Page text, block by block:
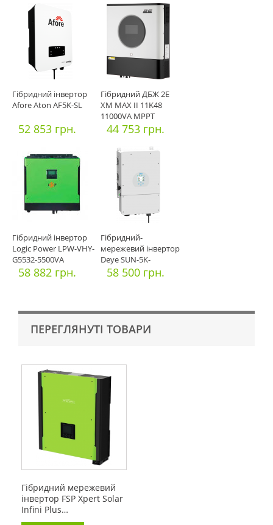
Гібридний інвертор
Afore Aton AF5K-SL
52 853 грн.
Гібридний ДБЖ 2E
XM MAX II 11K48
11000VA MРPT
44 753 грн.
Гібридний інвертор
Logic Power LPW-VHY-
G5532-5500VA
(5500Вт)
58 882 грн.
Гібридний-
мережевий інвертор
Deye SUN-5K-
SG01LP1-EU 5кВт
58 500 грн.
ПЕРЕГЛЯНУТІ ТОВАРИ
Гібридний мережевий
інвертор FSP Xpert Solar
Infini Plus…